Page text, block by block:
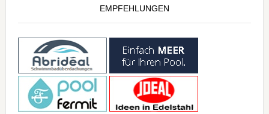
EMPFEHLUNGEN